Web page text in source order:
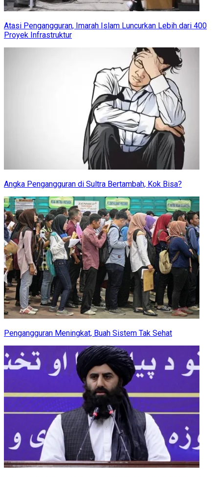
Atasi Pengangguran, Imarah Islam Luncurkan Lebih dari 400
Proyek Infrastruktur
Angka Pengangguran di Sultra Bertambah, Kok Bisa?
Pengangguran Meningkat, Buah Sistem Tak Sehat